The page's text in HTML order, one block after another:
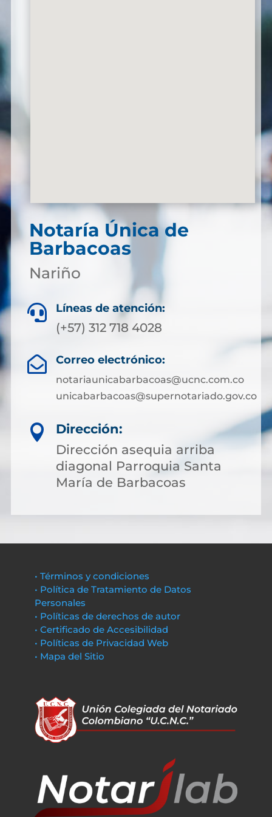
Notaría Única de
Barbacoas
Nariño
 Líneas de atención:
(+57) 312 718 4028
 Correo electrónico:
notariaunicabarbacoas@ucnc.com.co
unicabarbacoas@supernotariado.gov.co

Dirección:
Dirección asequia arriba
diagonal Parroquia Santa
María de Barbacoas
• Términos y condiciones
• Política de Tratamiento de Datos
Personales
• Políticas de derechos de autor
• Certificado de Accesibilidad
• Políticas de Privacidad Web
• Mapa del Sitio